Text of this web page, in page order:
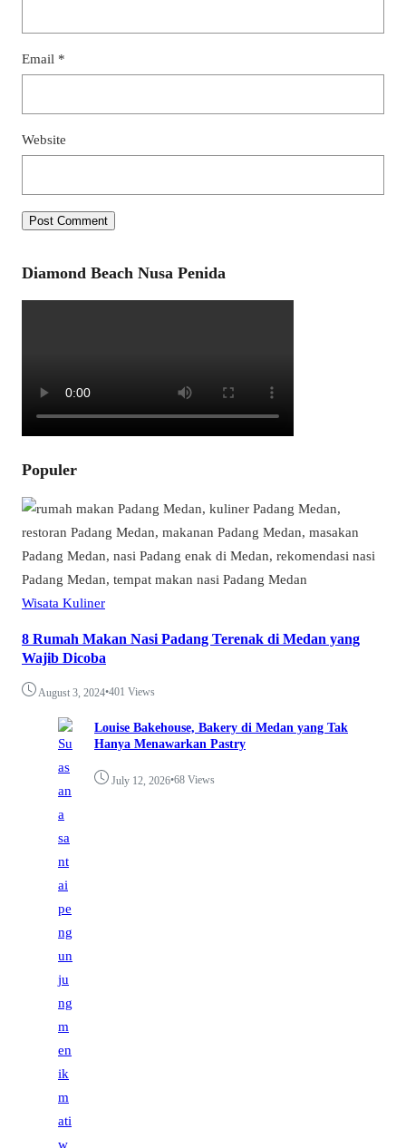
Email *
Website
Diamond Beach Nusa Penida
Populer
Wisata Kuliner
8 Rumah Makan Nasi Padang Terenak di Medan yang
Wajib Dicoba
August 3, 2024•401 Views
Louise Bakehouse, Bakery di Medan yang Tak
Hanya Menawarkan Pastry
July 12, 2026•68 Views